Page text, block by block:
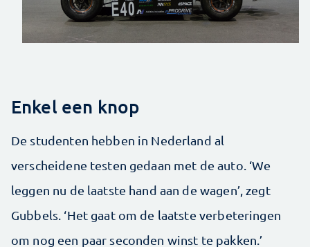
Enkel een knop
De studenten hebben in Nederland al
verscheidene testen gedaan met de auto. ‘We
leggen nu de laatste hand aan de wagen’, zegt
Gubbels. ‘Het gaat om de laatste verbeteringen
om nog een paar seconden winst te pakken.’